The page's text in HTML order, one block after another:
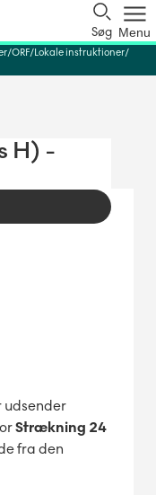
Søg Menu
ORF Lokale instruktioner
H) -
udsender
Strækning 24
fra den